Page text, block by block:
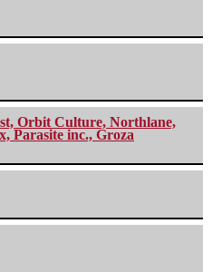
Orbit Culture, Northlane,
Parasite inc., Groza